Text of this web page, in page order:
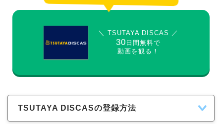
＼ TSUTAYA DISCAS ／
30 日間無料で
動画を観る！
TSUTAYA DISCASの登録方法